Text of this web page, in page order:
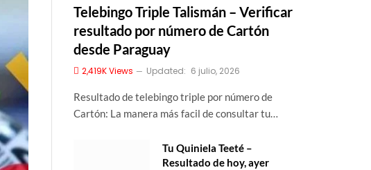
Telebingo Triple Talismán – Verificar
resultado por número de Cartón
desde Paraguay
2,419KViews Updated: 6 julio, 2026
Resultado de telebingo triple por número de
Cartón: La manera más facil de consultar tu…
Tu Quiniela Teeté –
Resultado de hoy, ayer